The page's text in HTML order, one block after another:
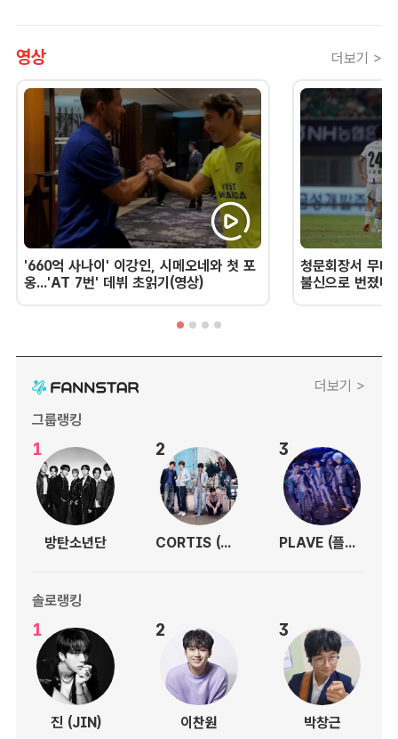
영상 더보기 >
'660억 사나이' 이강인, 시메오네와 첫 포
옹...'AT 7번' 데뷔 초읽기(영상)
청문회장서 무너
불신으로 번졌
더보기 >
그룹랭킹
1
방탄소년단
2
CORTIS (코르티스)
3
PLAVE (플레이브)
솔로랭킹
1
진 (JIN)
2
이찬원
3
박창근